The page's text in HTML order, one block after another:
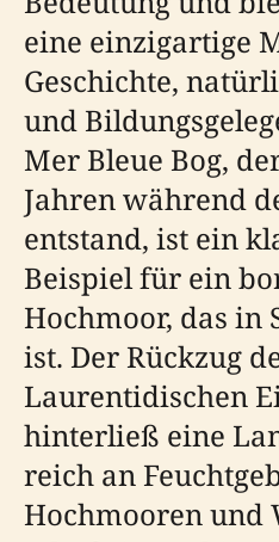
eine einzigartige
Geschichte,
und
Mer Bleue Bog,
Jahren während
entstand, ist ein
Beispiel für ein
Hochmoor, das in
ist. Der Rückzug
Laurentidischen
hinterließ eine
reich an
Hochmooren und